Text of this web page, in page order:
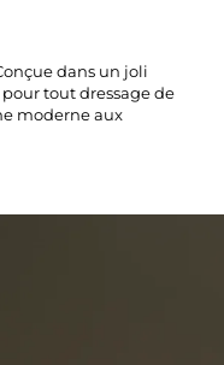
dans un joli
tout dressage de
moderne aux